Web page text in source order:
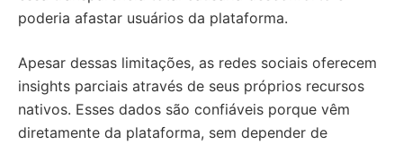
poderia afastar usuários da plataforma.
Apesar dessas limitações, as redes sociais oferecem
insights parciais através de seus próprios recursos
nativos. Esses dados são confiáveis porque vêm
diretamente da plataforma, sem depender de